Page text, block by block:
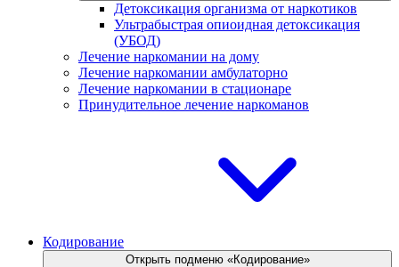
Детоксикация организма от наркотиков
Ультрабыстрая опиоидная детоксикация
(УБОД)
Лечение наркомании на дому
Лечение наркомании амбулаторно
Лечение наркомании в стационаре
Принудительное лечение наркоманов
Кодирование
Открыть подменю «Кодирование»